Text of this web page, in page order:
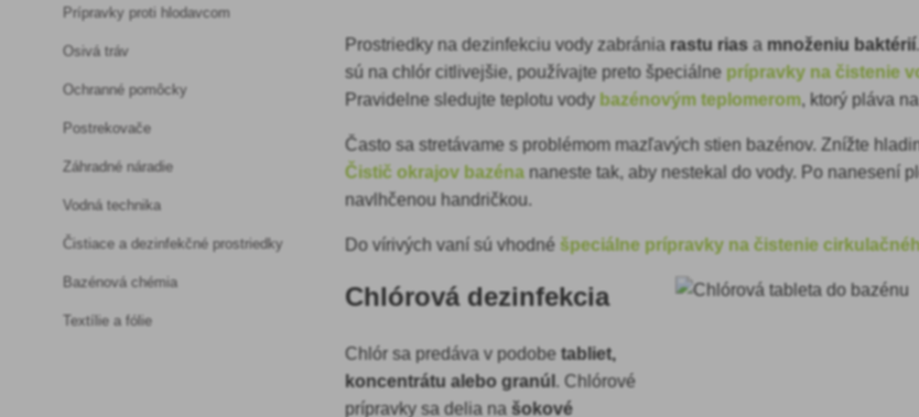
Prípravky proti hlodavcom
Osivá tráv
Ochranné pomôcky
Postrekovače
Záhradné náradie
Vodná technika
Čistiace a dezinfekčné prostriedky
Bazénová chémia
Textílie a fólie
Prostriedky na dezinfekciu vody zabrániarastu riasamnoženiu baktérií
sú na chlór citlivejšie, používajte preto špeciálneprípravky na čistenie
Pravidelne sledujte teplotu vody bazénovým teplomerom, ktorý pláva
Často sa stretávame s problémom mazľavých stien bazénov. Znížte
Čistič okrajov bazéna naneste tak, aby nestekal do vody. Po nanesení
navlhčenou handričkou.
Do vírivých vaní sú vhodnéšpeciálne prípravky na čistenie
Chlórová dezinfekcia
Chlór sa predáva v podobetabliet,
koncentrátu alebo granúl. Chlórové
prípravky sa delia našokové